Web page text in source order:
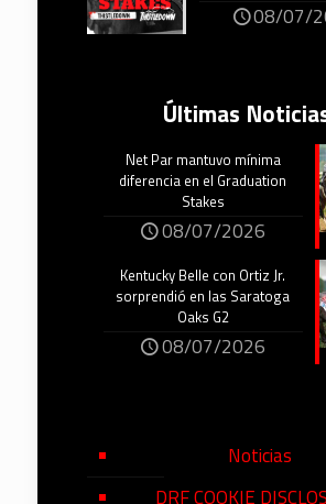
08/07/
Últimas
Net Par mantuvo mínima
diferencia en el Graduation
Stakes
08/07/2026
Kentucky Belle con Ortiz Jr.
sorprendió en las Saratoga
Oaks G2
08/07/2026
Noticias
DRF COOKIE